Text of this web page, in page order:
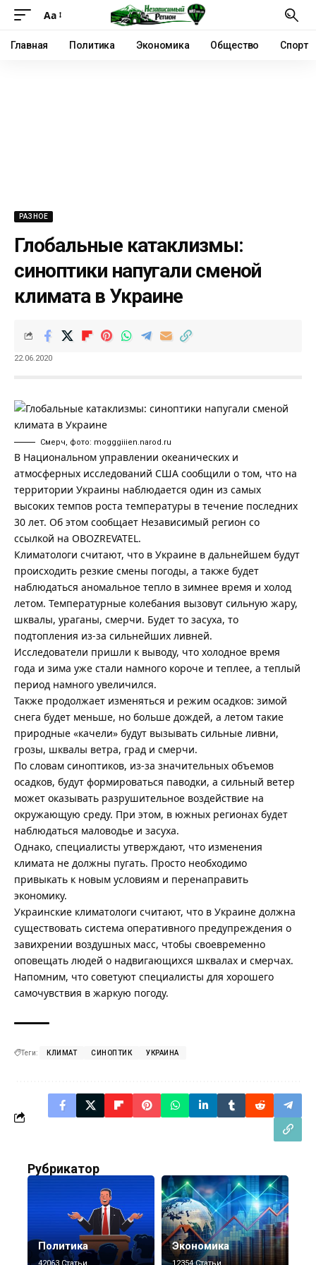
Аа
Главная Политика Экономика Общество Спорт
РАЗНОЕ
Глобальные катаклизмы:
синоптики напугали сменой
климата в Украине
22.06.2020
Смерч, фото: mogggiiien.narod.ru
В Национальном управлении океанических и
атмосферных исследований США сообщили о том, что на
территории Украины наблюдается один из самых
высоких темпов роста температуры в течение последних
30 лет. Об этом сообщает Независимый регион со
ссылкой на OBOZREVATEL.
Климатологи считают, что в Украине в дальнейшем будут
происходить резкие смены погоды, а также будет
наблюдаться аномальное тепло в зимнее время и холод
летом. Температурные колебания вызовут сильную жару,
шквалы, ураганы, смерчи. Будет то засуха, то
подтопления из-за сильнейших ливней.
Исследователи пришли к выводу, что холодное время
года и зима уже стали намного короче и теплее, а теплый
период намного увеличился.
Также продолжает изменяться и режим осадков: зимой
снега будет меньше, но больше дождей, а летом такие
природные «качели» будут вызывать сильные ливни,
грозы, шквалы ветра, град и смерчи.
По словам синоптиков, из-за значительных объемов
осадков, будут формироваться паводки, а сильный ветер
может оказывать разрушительное воздействие на
окружающую среду. При этом, в южных регионах будет
наблюдаться маловодье и засуха.
Однако, специалисты утверждают, что изменения
климата не должны пугать. Просто необходимо
привыкать к новым условиям и перенаправить
экономику.
Украинские климатологи считают, что в Украине должна
существовать система оперативного предупреждения о
завихрении воздушных масс, чтобы своевременно
оповещать людей о надвигающихся шквалах и смерчах.
Напомним, что советуют специалисты для хорошего
самочувствия в жаркую погоду.
Теги: КЛИМАТ СИНОПТИК УКРАИНА
Рубрикатор
Политика
42063 Статьи
Экономика
12354 Статьи